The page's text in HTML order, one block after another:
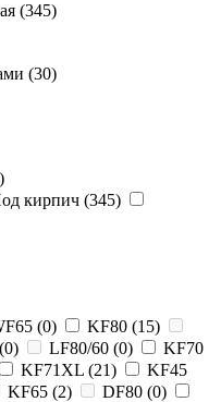
(345)
(30)
)
кирпич (345)
(0) KF80 (15)
(0) LF80/60 (0)
KF70
KF71XL (21)
KF45
KF65 (2) DF80 (0)